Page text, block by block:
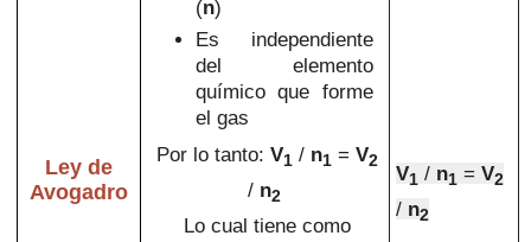
Ley de
Avogadro
(n)
Es independiente
del elemento
químico que forme
el gas
Por lo tanto:V1 / n1 =V2
/ n2
Lo cual tiene como
V1 /n1 = V2
/ n2